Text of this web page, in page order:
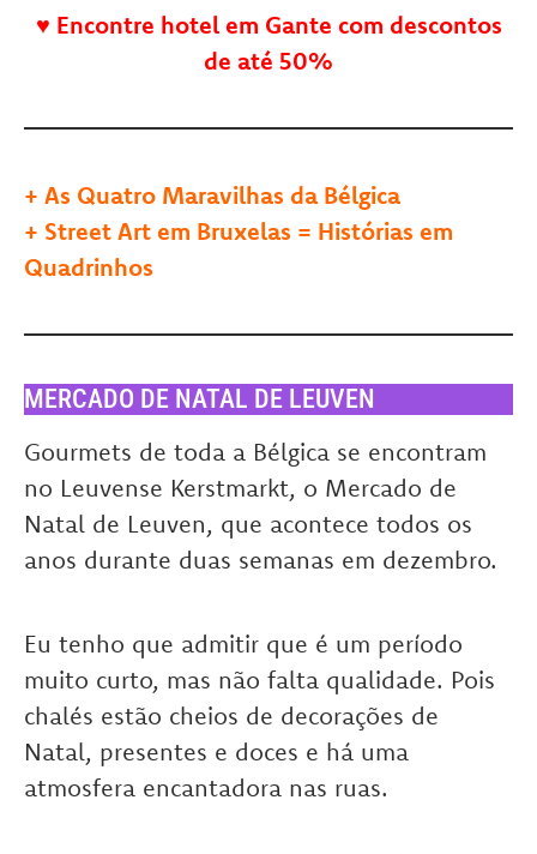
♥ Encontre hotel em Gante com descontos
de até 50%
+ As Quatro Maravilhas da Bélgica
+ Street Art em Bruxelas = Histórias em
Quadrinhos
MERCADO DE NATAL DE LEUVEN
Gourmets de toda a Bélgica se encontram
no Leuvense Kerstmarkt, o Mercado de
Natal de Leuven, que acontece todos os
anos durante duas semanas em dezembro.
Eu tenho que admitir que é um período
muito curto, mas não falta qualidade. Pois
chalés estão cheios de decorações de
Natal, presentes e doces e há uma
atmosfera encantadora nas ruas.